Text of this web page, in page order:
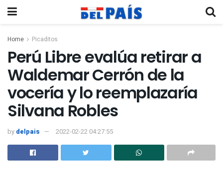
Home Picaditos
Perú Libre evalúa retirar a
Waldemar Cerrón de la
vocería y lo reemplazaría
Silvana Robles
by delpais 2022-02-22 04:27:55